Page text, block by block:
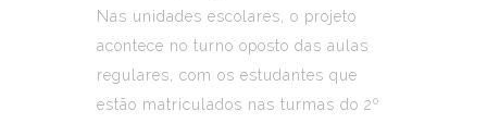
Nas unidades escolares, o projeto
acontece no turno oposto das aulas
regulares, com os estudantes que
estão matriculados nas turmas do 2º